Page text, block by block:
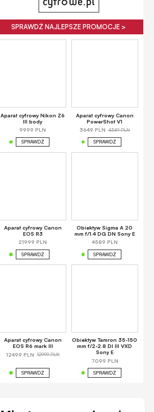
SPRAWDŹ NAJLEPSZE PROMOCJE >
Aparat cyfrowy Nikon Z6
III body
9999 PLN
SPRAWDŹ
Aparat cyfrowy Canon
PowerShot V1
3649 PLN 4349 PLN
SPRAWDŹ
Aparat cyfrowy Canon
EOS R3
21999 PLN
SPRAWDŹ
Obiektyw Sigma A 20
mm f/1.4 DG DN Sony E
4589 PLN
SPRAWDŹ
Aparat cyfrowy Canon
EOS R6 mark III
12499 PLN 12999 PLN
SPRAWDŹ
Obiektyw Tamron 35-150
mm f/2-2.8 DI III VXD
Sony E
7099 PLN
SPRAWDŹ